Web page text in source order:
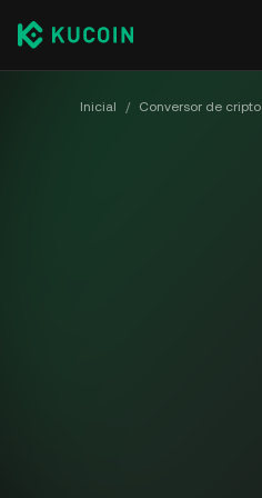
Inicial / Conversor de cripto